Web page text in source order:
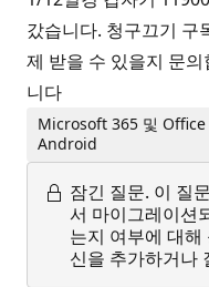
갔습니다. 청구끄기 구
제 받을 수 있을지 문
니다
Microsoft 365 및
Android
잠긴 질문. 이 질
서 마이그레이션
는지 여부에 대해
신을 추가하거나